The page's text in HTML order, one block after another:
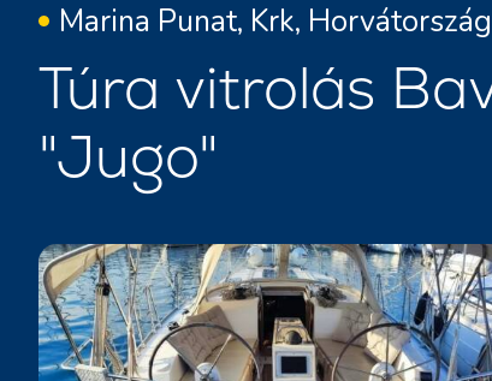
Marina Punat, Krk, Horvátország
Túra vitrolás
"Jugo"